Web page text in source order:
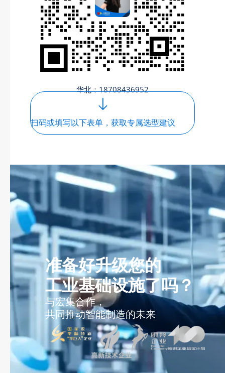
华北：18708436952
扫码或填写以下表单，获取专属选型建议
准备好升级您的
工业基础设施了吗？
与宏集合作，
共同推动智能制造的未来